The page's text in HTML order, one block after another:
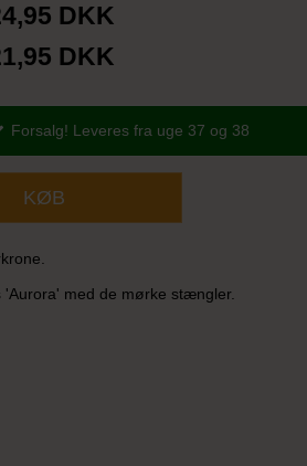
DKK
DKK
Forsalg! Leveres fra uge 37 og 38
KØB
'Aurora' med de mørke stængler.